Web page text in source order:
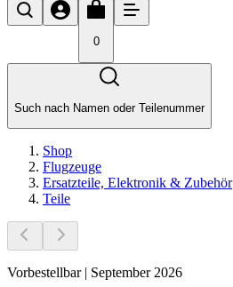
0
Such nach Namen oder Teilenummer
Shop
Flugzeuge
Ersatzteile, Elektronik & Zubehör
Teile
Vorbestellbar | September 2026